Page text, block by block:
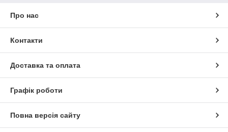
Про нас
Контакти
Доставка та оплата
Графік роботи
Повна версія сайту